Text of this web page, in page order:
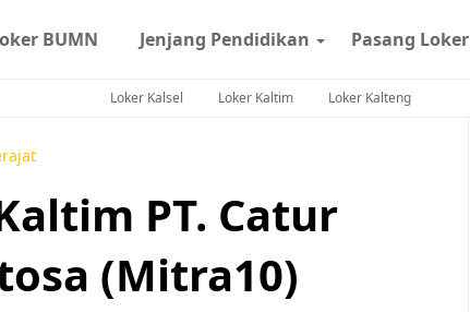
BUMN Jenjang Pendidikan Pasang Loker
Loker Kalsel Loker Kaltim Loker Kalteng
PT. Catur
(Mitra10)